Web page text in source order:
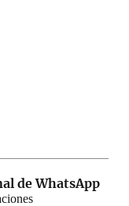
de WhatsApp